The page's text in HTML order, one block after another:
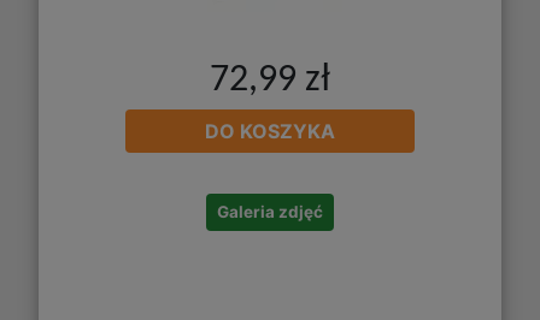
72,99 zł
DO KOSZYKA
Galeria zdjęć